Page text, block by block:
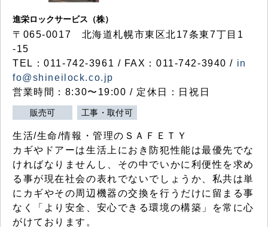
進栄ロックサービス（株）
〒065-0017 北海道札幌市東区北17条東7丁目1
-15
TEL：011-742-3961 / FAX：011-742-3940 / in
fo@shineilock.co.jp
営業時間：8:30〜19:00 / 定休日：日祝日
販売可 工事・取付可
生活/生命/情報・管理のＳＡＦＥＴＹ
カギやドアーは生活上におき防犯性能は最優先でな
ければなりませんし、その中でいかに利便性を求め
る事が現在社会の表れでないでしょうか、私共は単
にカギやその周辺機器の交換を行うだけに留まる事
なく「より安全、安心できる環境の構築」を常に心
がけております。